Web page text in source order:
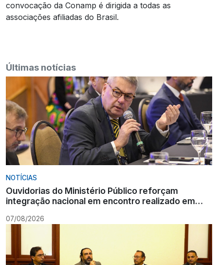
convocação da Conamp é dirigida a todas as
associações afiliadas do Brasil.
Últimas notícias
NOTÍCIAS
Ouvidorias do Ministério Público reforçam
integração nacional em encontro realizado em
07/08/2026